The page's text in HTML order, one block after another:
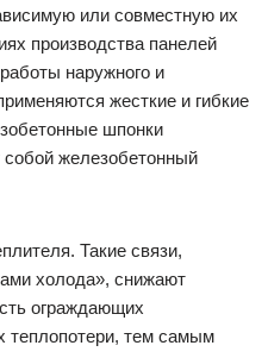
или совместную их
производства панелей
наружного и
жесткие и гибкие
шпонки
железобетонный
Такие связи,
холода», снижают
ограждающих
теплопотери, тем самым